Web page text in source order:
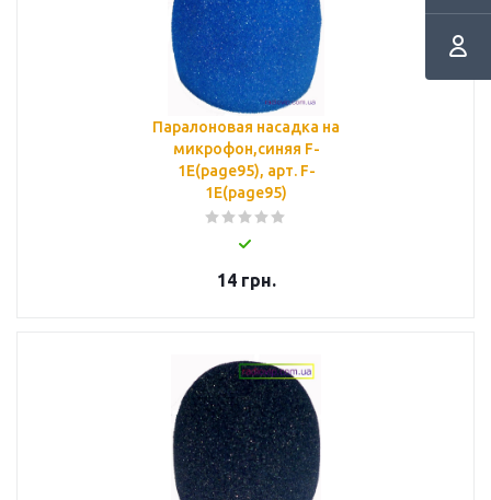
Паралоновая насадка на
микрофон,синяя F-
1E(page95), арт. F-
1E(page95)
14грн.